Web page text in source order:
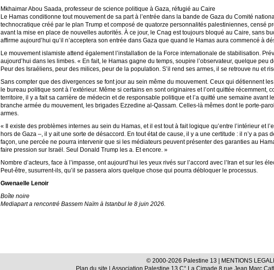
Mkhaimar Abou Saada, professeur de science politique à Gaza, réfugié au Caire
Le Hamas conditionne tout mouvement de sa part à l’entrée dans la bande de Gaza du Comité
technocratique créé par le plan Trump et composé de quatorze personnalités palestiniennes, censé
avant la mise en place de nouvelles autorités. À ce jour, le Cnag est toujours bloqué au Caire, sans
affirme aujourd’hui qu’il n’acceptera son entrée dans Gaza que quand le Hamas aura commencé à
Le mouvement islamiste attend également l’installation de la Force internationale de stabilisation.
aujourd’hui dans les limbes. « En fait, le Hamas gagne du temps, soupire l’observateur, quelque peu
Peur des Israéliens, peur des milices, peur de la population. S’il rend ses armes, il se retrouve nu et
Sans compter que des divergences se font jour au sein même du mouvement. Ceux qui détiennent
le bureau politique sont à l’extérieur. Même si certains en sont originaires et l’ont quittée récemment,
territoire, il y a fait sa carrière de médecin et de responsable politique et l’a quitté une semaine avant
branche armée du mouvement, les brigades Ezzedine al-Qassam. Celles-là mêmes dont le porte-
armes.
« Il existe des problèmes internes au sein du Hamas, et il est tout à fait logique qu’entre l’intérieur et
hors de Gaza –, il y ait une sorte de désaccord. En tout état de cause, il y a une certitude : il n’y a pas
façon, une percée ne pourra intervenir que si les médiateurs peuvent présenter des garanties au
faire pression sur Israël. Seul Donald Trump les a. Et encore. »
Nombre d’acteurs, face à l’impasse, ont aujourd’hui les yeux rivés sur l’accord avec l’Iran et sur les
Peut-être, susurrent-ils, qu’il se passera alors quelque chose qui pourra débloquer le processus.
Gwenaelle Lenoir
Boîte noire
Mediapart a rencontré Bassem Naïm à Istanbul le 8 juin 2026.
© 2000-2026 Palestine 13 | MENTIONS
Plan du site | Association Palestine 13 C° La Cimade 8 rue Jean Marc